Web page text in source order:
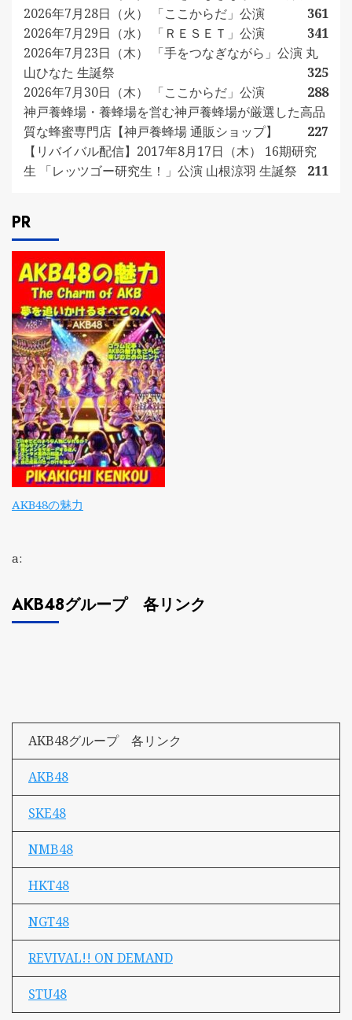
2026年7月28日（火） 「ここからだ」公演
361
2026年7月29日（水） 「ＲＥＳＥＴ」公演
341
2026年7月23日（木） 「手をつなぎながら」公演 丸
山ひなた 生誕祭
325
2026年7月30日（木） 「ここからだ」公演
288
神戸養蜂場・養蜂場を営む神戸養蜂場が厳選した高品
質な蜂蜜専門店【神戸養蜂場 通販ショップ】
227
【リバイバル配信】2017年8月17日（木） 16期研究
生 「レッツゴー研究生！」公演 山根涼羽 生誕祭
211
PR
AKB48の魅力
a:
AKB48グループ 各リンク
AKB48グループ 各リンク
AKB48
SKE48
NMB48
HKT48
NGT48
REVIVAL!! ON DEMAND
STU48